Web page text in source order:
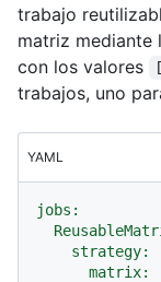
trabajo
matriz mediante
con los valores
trabajos, uno
YAML
jobs:
strategy:
matrix: